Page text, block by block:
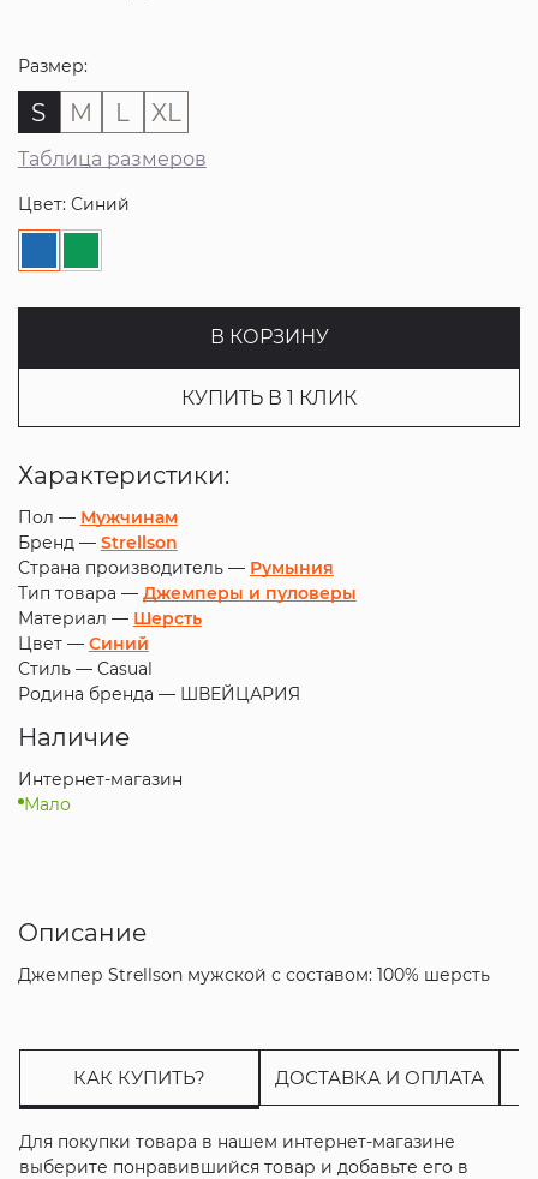
Размер:
S M L XL
Таблица размеров
Цвет: Синий
В КОРЗИНУ
КУПИТЬ В 1 КЛИК
Характеристики:
Пол — Мужчинам
Бренд — Strellson
Страна производитель — Румыния
Тип товара — Джемперы и пуловеры
Материал — Шерсть
Цвет — Синий
Стиль — Casual
Родина бренда — ШВЕЙЦАРИЯ
Наличие
Интернет-магазин
Мало
Описание
Джемпер Strellson мужской с составом: 100% шерсть
КАК КУПИТЬ? ДОСТАВКА И ОПЛАТА
Для покупки товара в нашем интернет-магазине
выберите понравившийся товар и добавьте его в